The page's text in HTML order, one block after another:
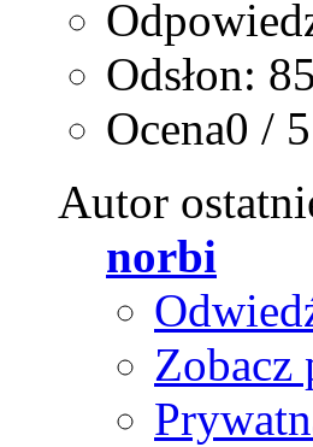
Odsłon:
Ocena0 / 5
Autor
norbi
Zobacz